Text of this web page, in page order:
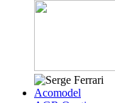
Acomodel